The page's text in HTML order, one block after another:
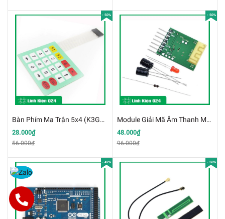
- 50%
Bàn Phím Ma Trận 5x4 (K3G15)
28.000₫
56.000₫
- 50%
Module Giải Mã Âm Thanh MP3 3.7V Bluetooth 4.0
48.000₫
96.000₫
- 42% - 50%